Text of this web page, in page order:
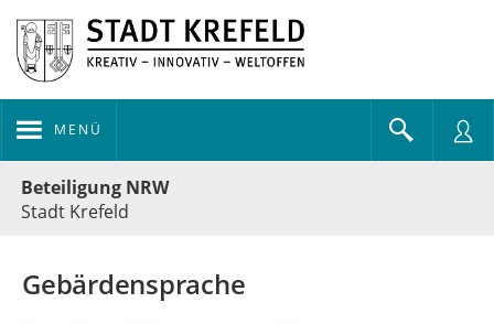
MENÜ
Beteiligung NRW
Stadt Krefeld
Gebärdensprache